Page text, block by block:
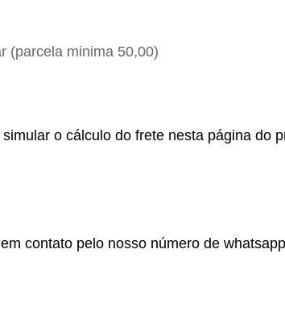
(parcela minima 50,00)
o cálculo do frete nesta página do
contato pelo nosso número de